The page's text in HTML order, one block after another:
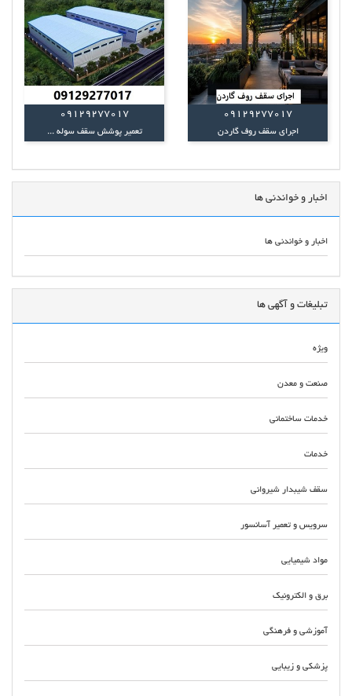
09129277017
اجرای سقف روف گاردن
09129277017
تعمیر پوشش سقف سوله ...
اخبار و خواندنی ها
اخبار و خواندنی ها
تبلیغات و آگهی ها
ویژه
صنعت و معدن
خدمات ساختمانی
خدمات
سقف شیبدار شیروانی
سرویس و تعمیر آسانسور
مواد شیمیایی
برق و الکترونیک
آموزشی و فرهنگی
پزشکی و زیبایی